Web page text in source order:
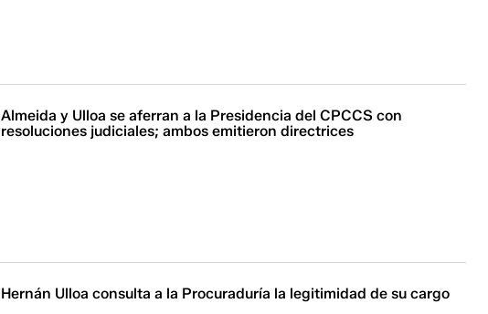
Almeida y Ulloa se aferran a la Presidencia del CPCCS con
resoluciones judiciales; ambos emitieron directrices
Hernán Ulloa consulta a la Procuraduría la legitimidad de su cargo